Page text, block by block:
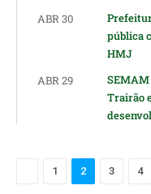
ABR 30
pública
HMJ
ABR 29
Trairão
Anterior
1 2 3 4